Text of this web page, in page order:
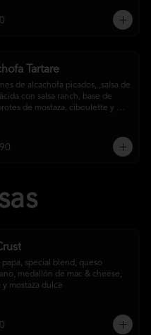
Tartare
de alcachofa picados, ,salsa de
con salsa ranch, base de
de mostaza, ciboulette y
papa, special blend, queso
medallón de mac & cheese,
y mostaza dulce